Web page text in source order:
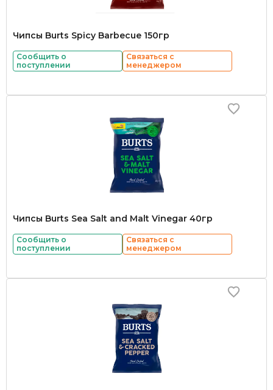
Чипсы Burts Spicy Barbecue 150гр
Сообщить о
поступлении
Связаться с
менеджером
Чипсы Burts Sea Salt and Malt Vinegar 40гр
Сообщить о
поступлении
Связаться с
менеджером